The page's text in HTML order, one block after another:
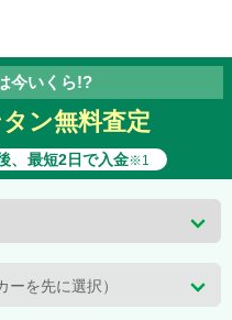
今いくら!?
ン無料査定
、最短2日で入金※1